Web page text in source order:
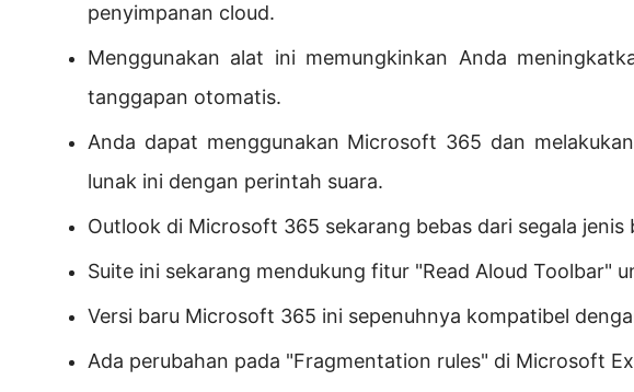
penyimpanan cloud.
Menggunakan alat ini memungkinkan Anda
tanggapan otomatis.
Anda dapat menggunakan Microsoft 365 dan
lunak ini dengan perintah suara.
Outlook di Microsoft 365 sekarang bebas dari segala jenis
Suite ini sekarang mendukung fitur "Read Aloud Toolbar"
Versi baru Microsoft 365 ini sepenuhnya kompatibel
Ada perubahan pada "Fragmentation rules" di Microsoft